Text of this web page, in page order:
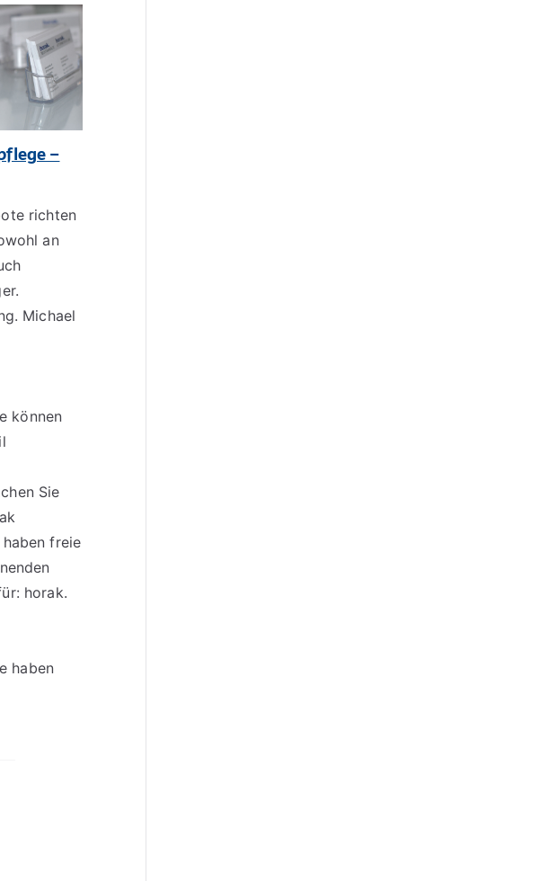
–
richten
an
Michael
können
Sie
freie
horak.
haben